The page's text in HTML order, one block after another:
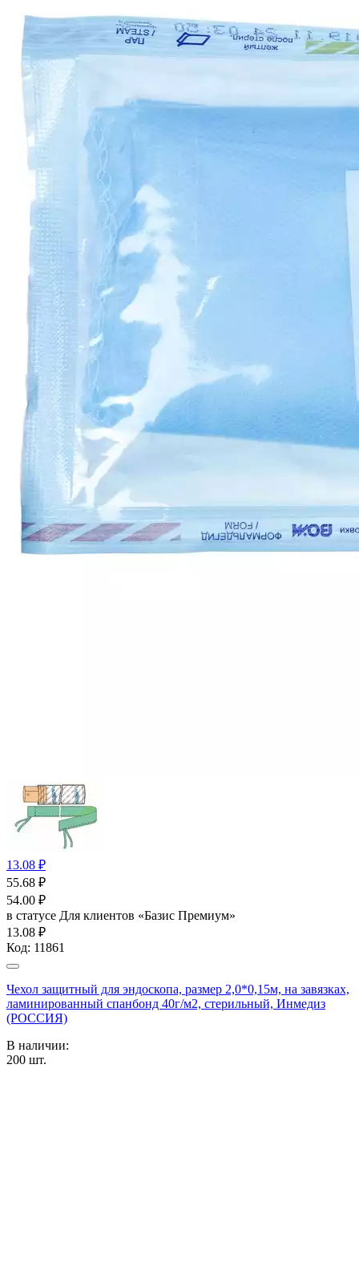
13.08 ₽
55.68 ₽
54.00 ₽
в статусе Для клиентов «Базис Премиум»
13.08 ₽
Код: 11861
Чехол защитный для эндоскопа, размер 2,0*0,15м, на завязках,
ламинированный спанбонд 40г/м2, стерильный, Инмедиз
(РОССИЯ)
В наличии:
200 шт.